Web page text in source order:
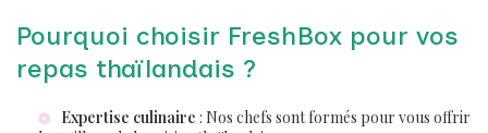
Pourquoi choisir FreshBox pour vos
repas thaïlandais ?
Expertise culinaire : Nos chefs sont formés pour vous offrir